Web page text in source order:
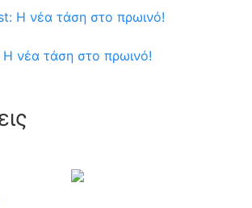
νέα τάση στο πρωινό!